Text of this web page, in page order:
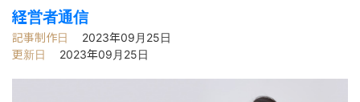
経営者通信
記事制作日
2023年09月25日
更新日
2023年09月25日